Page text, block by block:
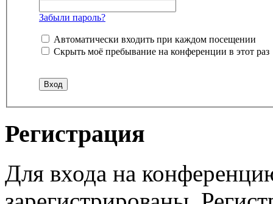
Забыли пароль?
Автоматически входить при каждом посещении
Скрыть моё пребывание на конференции в этот раз
Регистрация
Для входа на